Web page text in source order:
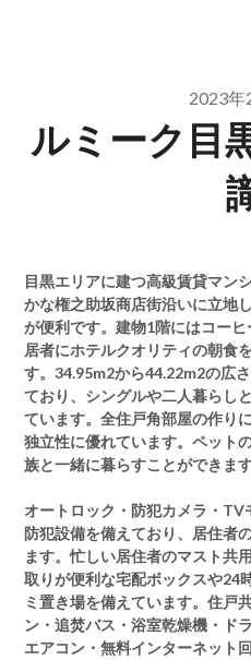
2023年
ルミーク目
目黒エリアに建つ高級賃貸マン
かな権之助坂商店街沿いに立地
が便利です。建物1階にはコー
居者にホテルクオリティの朝食
す。34.95m2から44.22m2の広
ており、シングルや二人暮らし
ています。全住戸角部屋の作り
独立性に優れています。ペット
族と一緒に暮らすことができます
オートロック・防犯カメラ・
防犯設備を備えており、居住者
ます。忙しい居住者のマスト共
取りが便利な宅配ボックスや24
ミ置き場を備えています。住戸
ン・追焚バス・浴室乾燥機・ド
エアコン・無料インターネット